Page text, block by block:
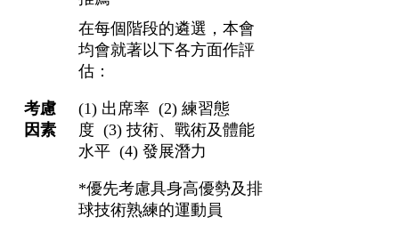
考慮
因素
在每個階段的遴選，本會
均會就著以下各方面作評
估：
(1) 出席率 (2) 練習態
度 (3) 技術、戰術及體能
水平 (4) 發展潛力
*優先考慮具身高優勢及排
球技術熟練的運動員